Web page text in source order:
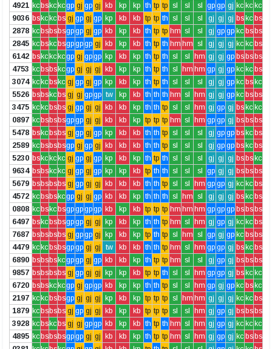
4921 kcbskckcgp gj gp gj kb kp kp th tp tp sl sl sl gp gp gj kc kc kc
9036 bskckcbs gj gp gj gp kp kb kb tp tp th sl sl sl gj gj gj bskc bs
2878 kcbsbsbsgpgp gj gp kb kp kb th tp tp hm sl sl gj gp gp kc bsbs
2845 kcbskcbsgpgpgp gj kb kp kb th tp th hm hm sl gj gj gj kc kc bs
6142 bskckckcgp gj gpgp kp kb kp th tp th sl sl hm gj gj gp bsbsbs
4753 kcbsbskcgp gj gj gj kb kp kp th tp th sl hm hm gp gj gp kc kc bs
3074 kckcbskc gj gp gj gp kp kb kp th tp th sl sl sl gj gj gp kc bskc
5526 bsbskcbs gj gj gpgp tw kp kb th th th hm sl hm gj gj gp kc bsbs
3475 kckcbsbs gj gp gj gj kb kb kp th th tp sl sl hm gj gp gj bskc kc
0897 kcbsbsbsgpgp gj gj kb kb kp tp tp tp hm sl hm gp gp gj bsbsbs
5478 bskcbsbs gj gp gj gp kp kb kb th th tp sl sl sl gj gp gp bskc bs
2589 kcbsbsbsgp gj gp gj kb kb kb th th tp sl sl sl gj gp gp bskc bs
5230 bskckckc gj gp gj gp kp kb kp th tp th sl sl sl gj gj gj bsbskc
9634 bsbskckc gj gp gj gp kp kp kb tp th th sl sl sl gp gj gj bsbsbs
5679 bsbsbsbs gj gp gj gj kb kb kb th th tp sl sl hm gp gp gj kc kc bs
4572 kcbsbskcgp gj gj gp kb kb kp th th th sl hm sl gj gj gj bskc bs
0808 kcbskcbsgpgpgpgp kb kp kb tp tp tp hm hm hm gp gp gp bsbsbs
6497 bskcbsbsgpgp gj gj kp kb kp th th tp hm sl hm gj gp gj kc kc bs
7687 bsbsbsbs gj gpgp gj kp kb kp tp th tp sl hm sl gp gj gp kc bsbs
4479 kckcbsbsgpgp gj gj tw kb kb th th tp hm sl hm gp gp gj bskc bs
6890 bsbsbskcgpgp gj gp kb kb kp th tp tp hm sl sl gj gp gj bsbsbs
9857 bsbsbsbs gj gp gj gj kp kp kb tp tp th sl sl hm gp gp gj bskc kc
6720 bsbskckcgp gj gpgp kb kp kp th th tp sl sl hm gp gj gp kc bskc
2197 kckcbsbsgp gj gj gj kp kb kp tp tp tp sl hm hm gj gj gj kc kc bs
1879 kcbsbsbs gj gp gj gj kb kp kb tp tp tp sl sl hm gj gp gj bsbsbs
3928 kcbskcbs gj gj gpgp kb kp kb th tp th hm sl hm gj gp gj kc kc kc
4895 kcbsbsbsgpgp gj gj kb kb kp th tp tp hm sl hm gj gp gj kc bsbs